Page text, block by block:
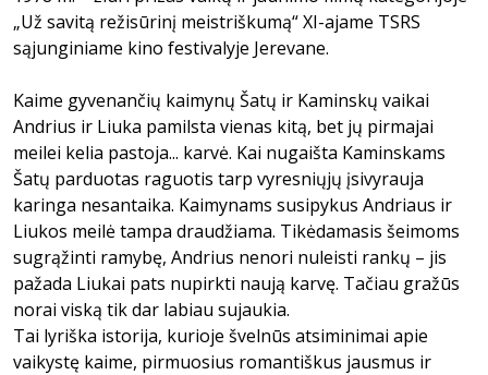
„Už savitą režisūrinį meistriškumą“ XI-ajame TSRS
sąjunginiame kino festivalyje Jerevane.
Kaime gyvenančių kaimynų Šatų ir Kaminskų vaikai
Andrius ir Liuka pamilsta vienas kitą, bet jų pirmajai
meilei kelia pastoja... karvė. Kai nugaišta Kaminskams
Šatų parduotas raguotis tarp vyresniųjų įsivyrauja
karinga nesantaika. Kaimynams susipykus Andriaus ir
Liukos meilė tampa draudžiama. Tikėdamasis šeimoms
sugrąžinti ramybę, Andrius nenori nuleisti rankų – jis
pažada Liukai pats nupirkti naują karvę. Tačiau gražūs
norai viską tik dar labiau sujaukia.
Tai lyriška istorija, kurioje švelnūs atsiminimai apie
vaikystę kaime, pirmuosius romantiškus jausmus ir